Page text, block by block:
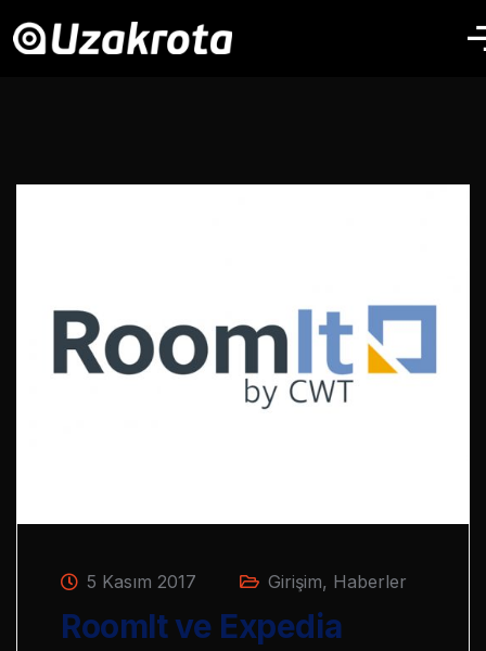
5 Kasım 2017 Girişim, Haberler
RoomIt ve Expedia